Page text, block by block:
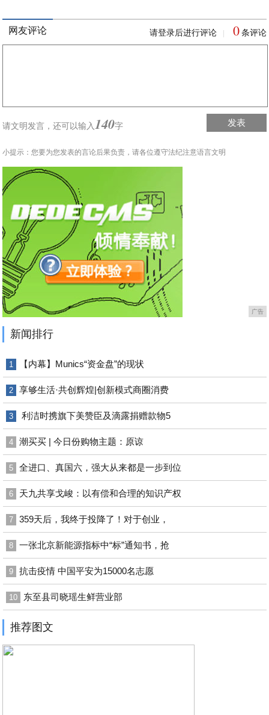
网友评论 请登录后进行评论 0 条评论
请文明发言，还可以输入 140字 发表
小提示：您要为您发表的言论后果负责，请各位遵守法纪注意语言文明
广告
新闻排行
1 【内幕】Munics“资金盘”的现状
2 享够生活·共创辉煌|创新模式商圈消费
3 利洁时携旗下美赞臣及滴露捐赠款物5
4 潮买买 | 今日份购物主题：原谅
5 全进口、真国六，强大从来都是一步到位
6 天九共享戈峻：以有偿和合理的知识产权
7 359天后，我终于投降了！对于创业，
8 一张北京新能源指标中“标”通知书，抢
9 抗击疫情 中国平安为15000名志愿
10 东至县司晓瑶生鲜营业部
推荐图文